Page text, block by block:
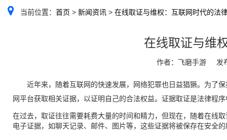
当前位置： 首页 > 新闻资讯 > 在线取证与维权：互联网时代的法
在线取证与维
作者：飞磨手游 发
近年来，随着互联网的快速发展，网络犯罪也日益猖獗。为了
网平台获取相关证据，以证明自己的合法权益。证据取证是法律程
在过去，取证往往需要耗费大量的时间和精力，但现在，随着在线
电子证据，如聊天记录、邮件、图片等，这些证据将被保存在安全